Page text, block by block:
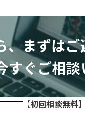
、まずはご
すぐご相談
【初回相談無